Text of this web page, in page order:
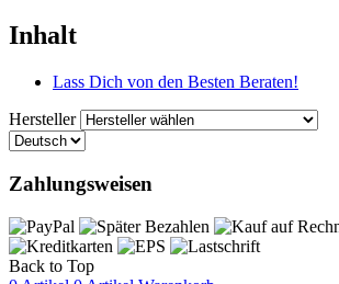
Inhalt
Lass Dich von den Besten Beraten!
Hersteller
Zahlungsweisen
Back to Top